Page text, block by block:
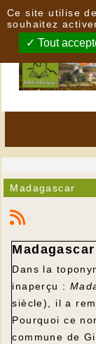
Madagascar
Madagascar
Dans la
inaperçu :
siècle), il a
Pourquoi ce
commune de
Ce site utilise
souhaitez
Tout